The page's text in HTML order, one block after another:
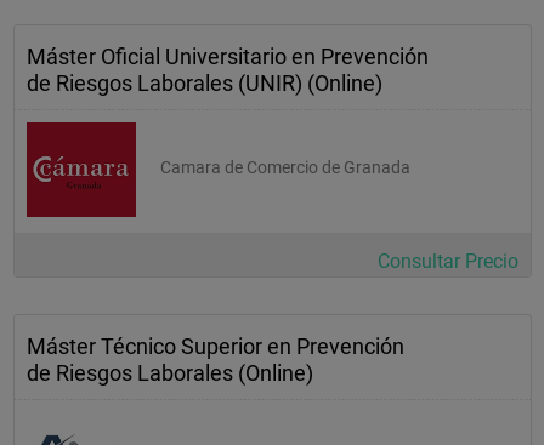
Máster Oficial Universitario en Prevención
de Riesgos Laborales (UNIR) (Online)
Camara de Comercio de Granada
Consultar Precio
Máster Técnico Superior en Prevención
de Riesgos Laborales (Online)